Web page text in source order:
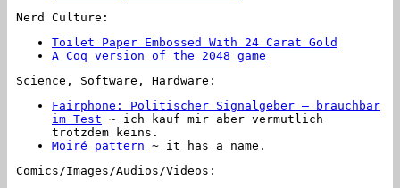
Nerd Culture:
Toilet Paper Embossed With 24 Carat Gold
A Coq version of the 2048 game
Science, Software, Hardware:
Fairphone: Politischer Signalgeber – brauch­bar
im Test ~ ich kauf mir aber vermutlich
trotzdem keins.
Moiré pattern ~ it has a name.
Comics/Images/Audios/Videos: